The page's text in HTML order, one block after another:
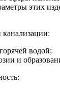
этих
водой;
и